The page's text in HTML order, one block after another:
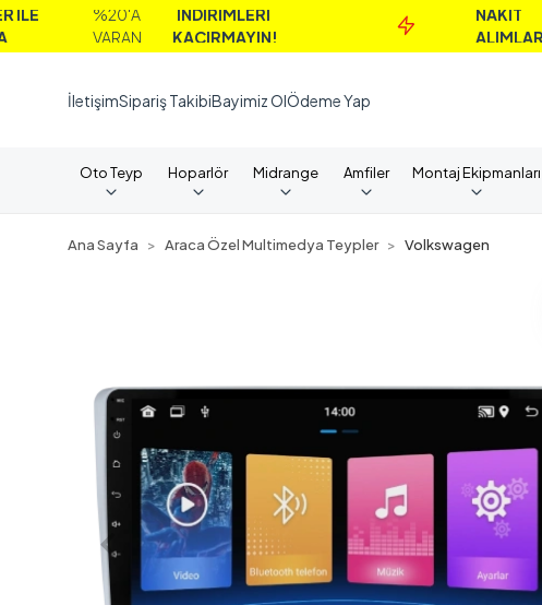
%20'A
İNDİRİMLERİ
KAÇIRMAYIN!
NAKİT
ALIMLARDA
İletişimSipariş TakibiBayimiz OlÖdeme Yap
Oto Teyp Hoparlör Midrange Amfiler Montaj Ekipmanları
Ana Sayfa Araca Özel Multimedya Teypler Volkswagen